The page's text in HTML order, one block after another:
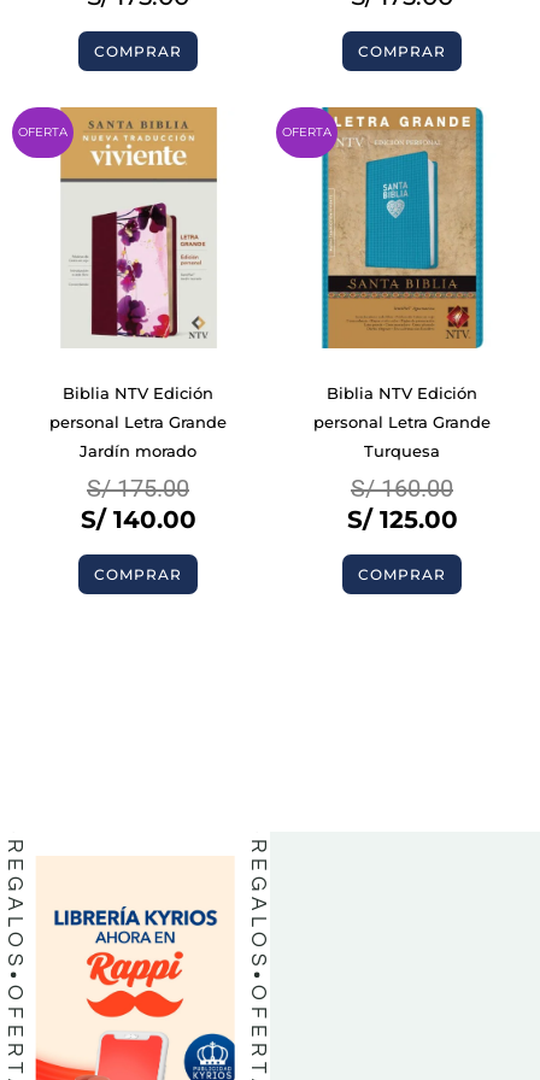
COMPRAR COMPRAR
OFERTA
Biblia NTV Edición
personal Letra Grande
Jardín morado
S/175.00
Original
was:
S/140.00
Current
is:
COMPRAR
OFERTA
Biblia NTV Edición
personal Letra Grande
Turquesa
S/160.00
price
was:
S/
S/125.00
price
is:
S/
COMPRAR
REGALOS
OFERTAS
REGALOS
OFERTAS